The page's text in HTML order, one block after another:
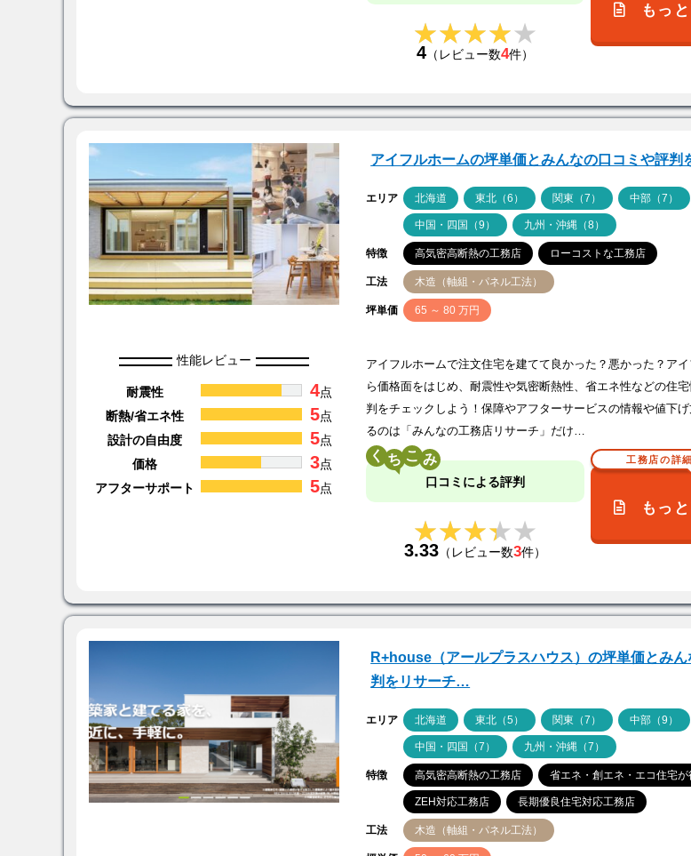
★★★★★
★★★★★
4 （レビュー数4件）
もっ
アイフルホームの坪単価とみんなの口コミや評判
エリア 北海道 東北（6） 関東（7） 中部（7）
中国・四国（9） 九州・沖縄（8）
特徴 高気密高断熱の工務店 ローコストな工務店
工法 木造（軸組・パネル工法）
坪単価 65 ～ 80 万円
性能レビュー
耐震性 4点
断熱/省エネ性
5点
設計の自由度
5点
価格
3点
アフターサポート
5点
アイフルホームで注文住宅を建てて良かった？悪かった？ア
ら価格面をはじめ、耐震性や気密断熱性、省エネ性などの住
判をチェックしよう！保障やアフターサービスの情報や値下
るのは「みんなの工務店リサーチ」だけ…
く こ
口コミによる評判
★★★★★
★★★★★
3.33 （レビュー数3件）
工務店の詳
もっ
R+house（アールプラスハウス）の坪単価とみ
判をリサーチ…
エリア 北海道 東北（5） 関東（7） 中部（9）
中国・四国（7） 九州・沖縄（7）
特徴 高気密高断熱の工務店 省エネ・創エネ・エコ住宅
ZEH対応工務店 長期優良住宅対応工務店
工法 木造（軸組・パネル工法）